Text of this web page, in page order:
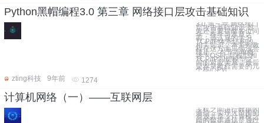
Python黑帽编程3.0 第三章 网络接口层攻击基础知识
3.0 第三章 网络接口
层攻击基础知识 首
先还是要提醒各位同
学，在学习本章之
前，请认真的学习
TCP/IP体系结构的
相关知识，本系列教
程在这方面只会浅尝
辄止。 本节简单概
述下OSI七层模型和
TCP/IP四层模型之
间的对应关系，最后
是本章教程需要的几
个核心Pyt
zting科技
9年前 1274
计算机网络（一）——互联网层
主机之间进行数据的
通信，实现大范围的
资源共享；计算机之
间的数据通信是通过